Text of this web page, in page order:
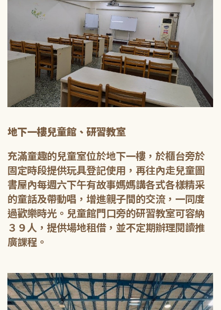
地下一樓兒童館、研習教室
充滿童趣的兒童室位於地下一樓，於櫃台旁於
固定時段提供玩具登記使用，再往內走兒童圖
書屋內每週六下午有故事媽媽講各式各樣精采
的童話及帶動唱，增進親子間的交流，一同度
過歡樂時光。兒童館門口旁的研習教室可容納
３９人，提供場地租借，並不定期辦理閱讀推
廣課程。